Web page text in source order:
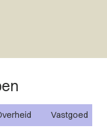
Vastgoed